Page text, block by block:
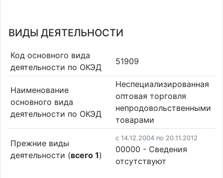
ВИДЫ ДЕЯТЕЛЬНОСТИ
Код основного вида
деятельности по ОКЭД
51909
Наименование
основного вида
деятельности по ОКЭД
Неспециализированная
оптовая торговля
непродовольственными
товарами
Прежние виды
деятельности (всего 1)
c 14.12.2004 по 20.11.2012
00000 - Cведения
отсутствуют